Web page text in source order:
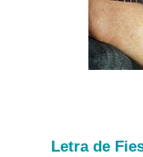
Letra de